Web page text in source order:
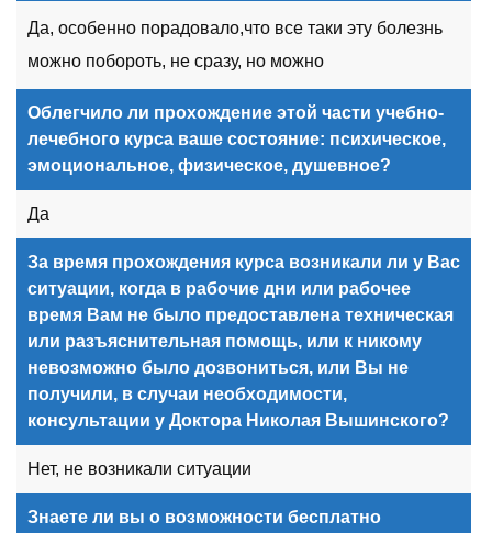
Да, особенно порадовало,что все таки эту болезнь
можно побороть, не сразу, но можно
Облегчило ли прохождение этой части учебно-
лечебного курса ваше состояние: психическое,
эмоциональное, физическое, душевное?
Да
За время прохождения курса возникали ли у Вас
ситуации, когда в рабочие дни или рабочее
время Вам не было предоставлена техническая
или разъяснительная помощь, или к никому
невозможно было дозвониться, или Вы не
получили, в случаи необходимости,
консультации у Доктора Николая Вышинского?
Нет, не возникали ситуации
Знаете ли вы о возможности бесплатно